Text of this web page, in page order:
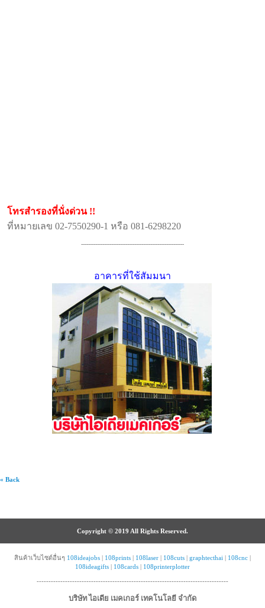
โทรสำรองที่นั่งด่วน !!
ที่หมายเลข 02-7550290-1 หรือ 081-6298220
----------------------------------------------------------
อาคารที่ใช้สัมมนา
« Back
Copyright © 2019 All Rights Reserved.
สินค้าเว็บไซต์อื่นๆ 108ideajobs | 108prints | 108laser | 108cuts | graphtecthai | 108cnc |
108ideagifts | 108cards | 108printerplotter
---------------------------------------------------------------------------------
บริษัท ไอเดีย เมคเกอร์ เทคโนโลยี จำกัด